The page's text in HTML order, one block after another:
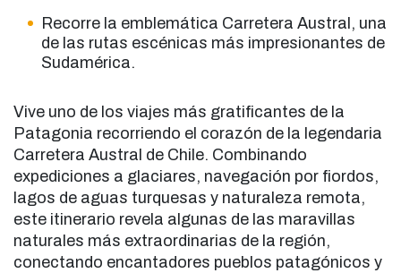
Recorre la emblemática Carretera Austral, una
de las rutas escénicas más impresionantes de
Sudamérica.
Vive uno de los viajes más gratificantes de la
Patagonia recorriendo el corazón de la legendaria
Carretera Austral de Chile. Combinando
expediciones a glaciares, navegación por fiordos,
lagos de aguas turquesas y naturaleza remota,
este itinerario revela algunas de las maravillas
naturales más extraordinarias de la región,
conectando encantadores pueblos patagónicos y